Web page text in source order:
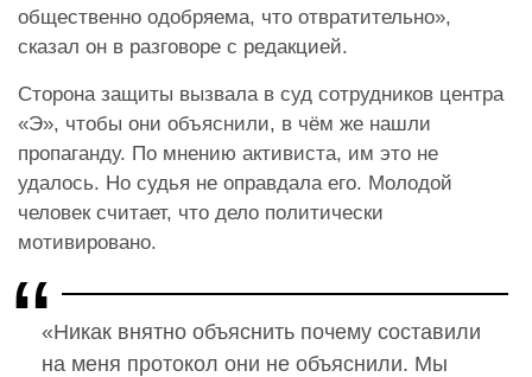
общественно одобряема, что отвратительно»,
сказал он в разговоре с редакцией.
Сторона защиты вызвала в суд сотрудников центра
«Э», чтобы они объяснили, в чём же нашли
пропаганду. По мнению активиста, им это не
удалось. Но судья не оправдала его. Молодой
человек считает, что дело политически
мотивировано.
«Никак внятно объяснить почему составили
на меня протокол они не объяснили. Мы